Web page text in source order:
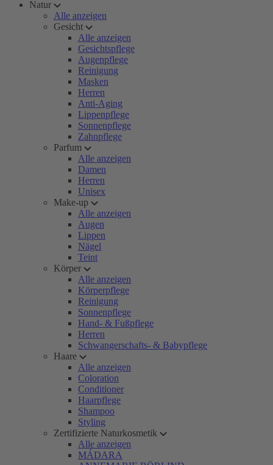
Natur
Alle anzeigen
Gesicht
Alle anzeigen
Gesichtspflege
Augenpflege
Reinigung
Masken
Herren
Anti-Aging
Lippenpflege
Sonnenpflege
Zahnpflege
Parfum
Alle anzeigen
Damen
Herren
Unisex
Make-up
Alle anzeigen
Augen
Lippen
Nägel
Teint
Körper
Alle anzeigen
Körperpflege
Reinigung
Sonnenpflege
Hand- & Fußpflege
Herren
Schwangerschafts- & Babypflege
Haare
Alle anzeigen
Coloration
Conditioner
Haarpflege
Shampoo
Styling
Zertifizierte Naturkosmetik
Alle anzeigen
MÁDARA